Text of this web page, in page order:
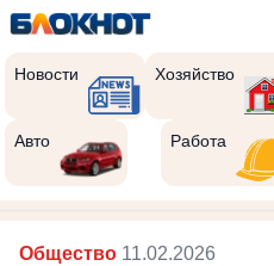
Новости Хозяйство
Авто Работа
Общество 11.02.2026